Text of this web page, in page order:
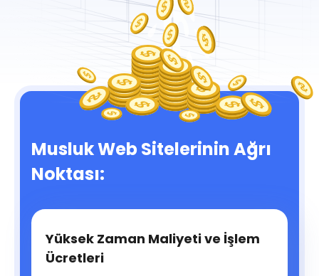
Musluk Web Sitelerinin Ağrı
Noktası:
Yüksek Zaman Maliyeti ve İşlem
Ücretleri